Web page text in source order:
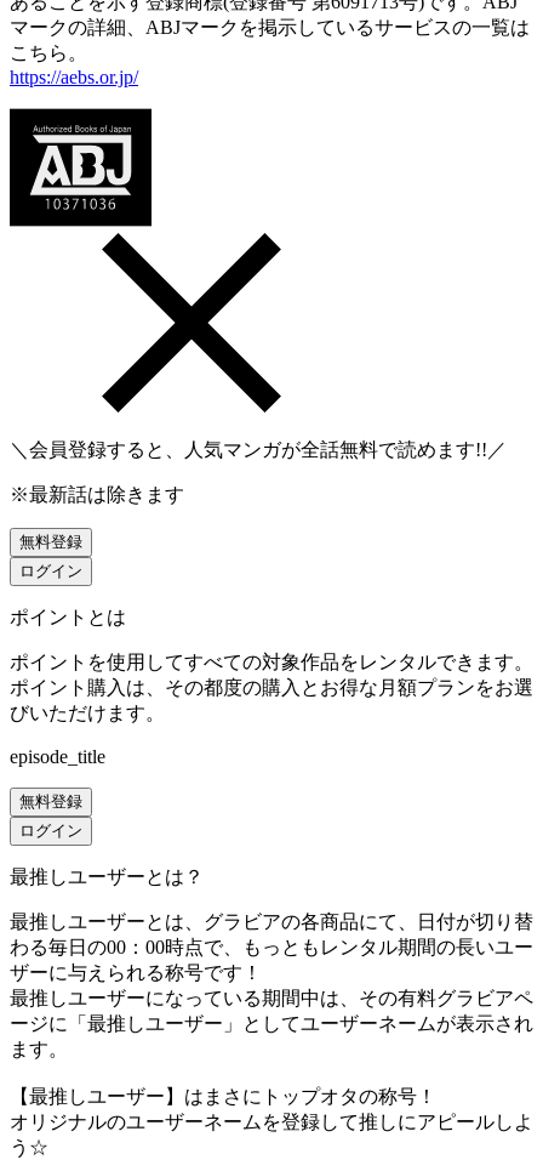
マークの詳細、ABJマークを掲示しているサービスの一覧は
こちら。
https://aebs.or.jp/
＼会員登録すると、人気マンガが全話無料で読めます!!／
※最新話は除きます
無料登録
ログイン
ポイントとは
ポイントを使用してすべての対象作品をレンタルできます。
ポイント購入は、その都度の購入とお得な月額プランをお選
びいただけます。
episode_title
無料登録
ログイン
最推しユーザーとは？
最推しユーザーとは、グラビアの各商品にて、日付が切り替
わる毎日の00：00時点で、
もっともレンタル期間の長いユー
ザーに与えられる称号です！
最推しユーザーになっている期間中は、 その有料グラビアペ
ージに「最推しユーザー」としてユーザーネームが表示され
ます。
【最推しユーザー】はまさにトップオタの称号！
オリジナルのユーザーネームを登録して推しにアピールしよ
う☆